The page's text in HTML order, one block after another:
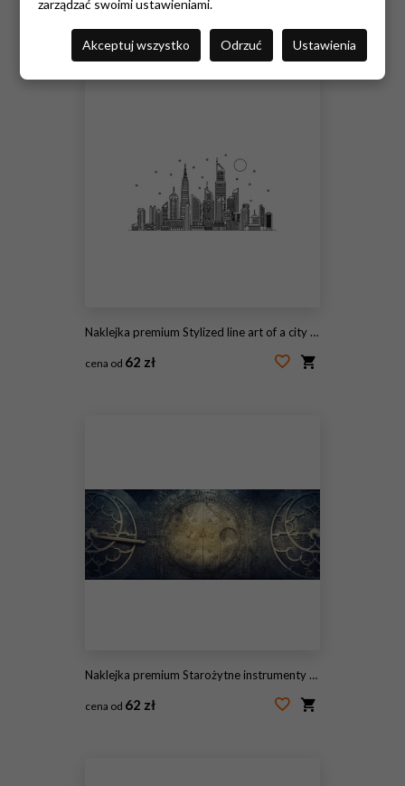
#299500249
Naklejka premium Stylized line art of a city skyline at night with stars and moon
cena od 62 zł
Naklejka premium Starożytne instrumenty astronomiczne na tle rocznika papieru. Abstrakcyjne stare tło koncepcyjne dotyczące historii, mistycyzmu, astrologii, nauki itp.
cena od 62 zł
zarządzać swoimi ustawieniami.
Akceptuj wszystko Odrzuć Ustawienia